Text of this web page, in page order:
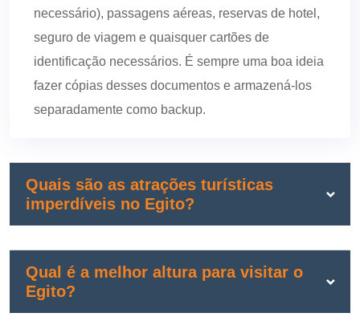
necessário), passagens aéreas, reservas de hotel,
seguro de viagem e quaisquer cartões de
identificação necessários. É sempre uma boa ideia
fazer cópias desses documentos e armazená-los
separadamente como backup.
Quais são as atrações turísticas
imperdíveis no Egito?
Qual é a melhor altura para visitar o
Egito?